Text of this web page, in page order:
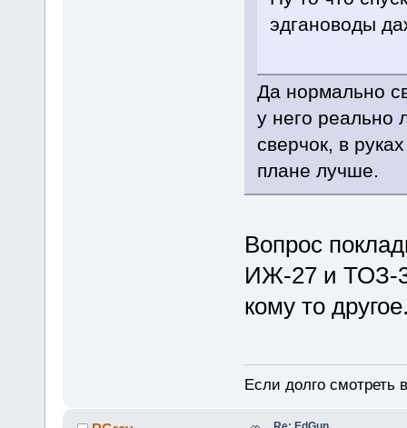
эдгановоды
Да нормально
у него реально
сверчок, в
плане лучше.
Вопрос
ИЖ-27 и ТОЗ-
кому то
Если долго смотреть